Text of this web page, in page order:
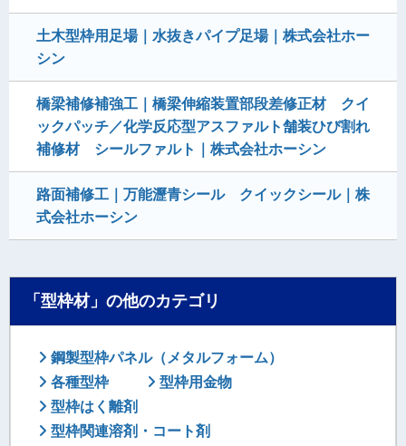
土木型枠用足場｜水抜きパイプ足場｜株式会社ホー
シン
橋梁補修補強工｜橋梁伸縮装置部段差修正材 クイ
ックパッチ／化学反応型アスファルト舗装ひび割れ
補修材 シールファルト｜株式会社ホーシン
路面補修工｜万能瀝青シール クイックシール｜株
式会社ホーシン
「型枠材」の他のカテゴリ
鋼製型枠パネル（メタルフォーム）
各種型枠
型枠用金物
型枠はく離剤
型枠関連溶剤・コート剤